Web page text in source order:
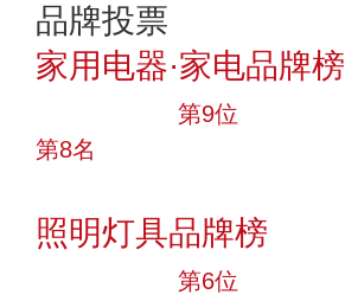
品牌投票
家用电器·家电品牌榜
第9位
第8名
照明灯具品牌榜
第6位